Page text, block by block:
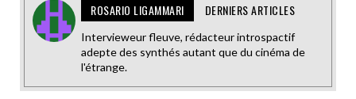
ROSARIO LIGAMMARI DERNIERS ARTICLES
Intervieweur fleuve, rédacteur introspactif
adepte des synthés autant que du cinéma de
l'étrange.